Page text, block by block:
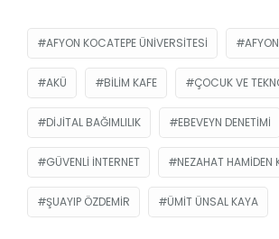
AFYON KOCATEPE ÜNIVERSITESI
AKÜ BILIM KAFE ÇOCUK VE
DIJITAL BAĞIMLILIK EBEVEYN DENETIMI
GÜVENLI İNTERNET NEZAHAT HAMIDEN
ŞUAYIP ÖZDEMIR ÜMIT ÜNSAL KAYA